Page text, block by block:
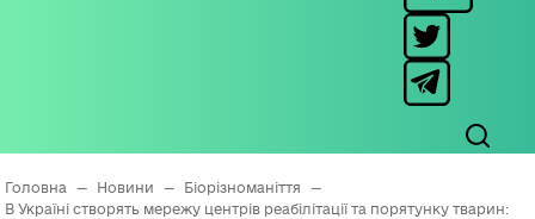
Головна — Новини — Біорізноманіття
—
В Україні створять мережу центрів реабілітації та порятунку тварин: